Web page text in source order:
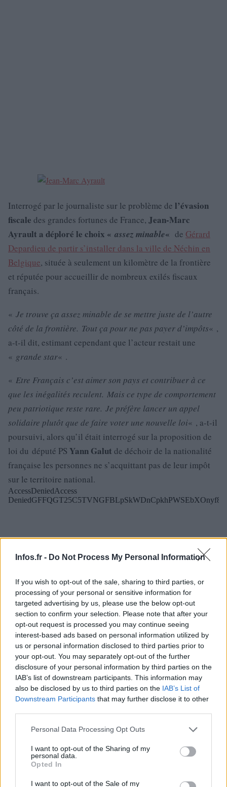
Infos.fr - Do Not Process My Personal Information
If you wish to opt-out of the sale, sharing to third parties, or
processing of your personal or sensitive information for
targeted advertising by us, please use the below opt-out
section to confirm your selection. Please note that after your
opt-out request is processed you may continue seeing
interest-based ads based on personal information utilized by
us or personal information disclosed to third parties prior to
your opt-out. You may separately opt-out of the further
disclosure of your personal information by third parties on the
IAB’s list of downstream participants. This information may
also be disclosed by us to third parties on the IAB’s List of
Downstream Participants that may further disclose it to other
Please note that this website/app uses one or more Google
not limited to your visit or usage behaviour. You may click to
grant or deny consent to Google and its third-party tags to
use your data for below specified purposes in below Google
consent section.
Personal Data Processing Opt Outs
I want to opt-out of the Sharing of my
personal data.
Opted In
I want to opt-out of the Sale of my
Interrogé par le journaliste sur le problème de l’évasion
fiscale des grandes fortunes de France, Jean-Marc
Ayrault a déploré le choix « assez minable« de Gérard
Depardieu de partir s’installer dans la ville de Néchin en
Belgique, située à seulement un kilomètre de la frontière
et réputée pour accueillir de nombreux exilés fiscaux
français.
« Je trouve ça assez minable de se mettre juste de l’autre
côté de la frontière. Tout ça pour ne pas payer d’impôts« ,
a-t-il dit, estimant cependant que l’acteur restait une
« grande star« .
« Etre Français c’est aimer son pays et contribuer à ce
que les inégalités reculent. Mais ce type de comportement
peu patriotique reste rare. Je préfère lancer un appel
solidaire plutôt que de faire voter une nouvelle loi« , a-t-il
poursuivi, alors qu’il était interrogé sur la proposition de
loi du député PS Yann Galut de déchoir de la nationalité
française les personnes ne s’acquittant pas de leur impôt
sur le territoire national.